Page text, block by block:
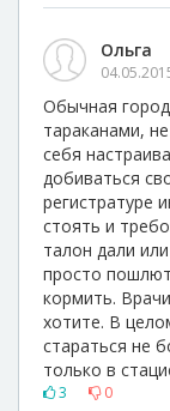
Ольга
Обычная
тараканами,
себя
добиваться
регистратуре
стоять и
талон дали
просто
кормить.
хотите. В
стараться не
только в
3 0